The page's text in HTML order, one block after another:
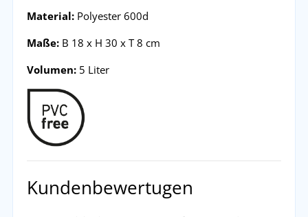
Material:Polyester 600d
Maße:B 18 x H 30 x T 8 cm
Volumen:5 Liter
Kundenbewertugen